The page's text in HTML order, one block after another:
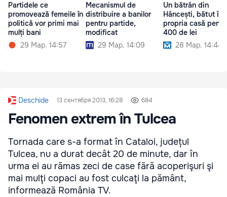
Partidele ce
promovează femeile în
politică vor primi mai
mulți bani
29 Мар. 14:57
Mecanismul de
distribuire a banilor
pentru partide,
modificat
29 Мар. 14:09
Un bătrân din
Hâncești, bătut în
propria casă
400 de lei
28 Мар. 14:44
Deschide 13 сентября 2013, 16:28 684
Fenomen extrem în Tulcea
Tornada care s-a format în Cataloi, județul
Tulcea, nu a durat decât 20 de minute, dar în
urma ei au rămas zeci de case fără acoperişuri şi
mai mulţi copaci au fost culcaţi la pământ,
informează România TV.